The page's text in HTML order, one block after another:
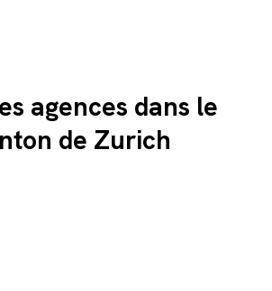
agences dans le
de Zurich